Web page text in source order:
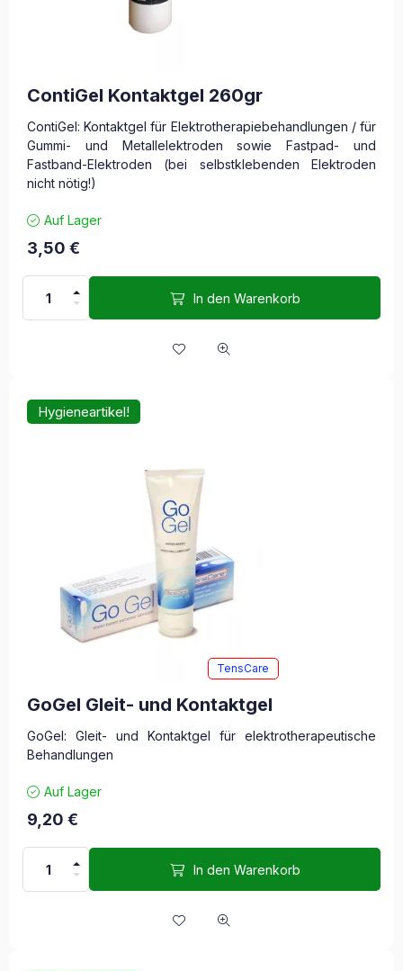
ContiGel Kontaktgel 260gr
ContiGel: Kontaktgel für Elektrotherapiebehandlungen / für
Gummi- und Metallelektroden sowie Fastpad- und
Fastband-Elektroden (bei selbstklebenden Elektroden
nicht nötig!)
Auf Lager
3,50 €
In den Warenkorb
Hygieneartikel!
TensCare
GoGel Gleit- und Kontaktgel
GoGel: Gleit- und Kontaktgel für elektrotherapeutische
Behandlungen
Auf Lager
9,20 €
In den Warenkorb